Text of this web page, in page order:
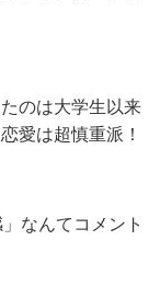
のは大学生以来
愛は超慎重派！
なんてコメント